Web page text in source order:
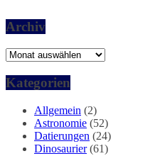
Archiv
Archiv
Kategorien
Allgemein (2)
Astronomie (52)
Datierungen (24)
Dinosaurier(61)